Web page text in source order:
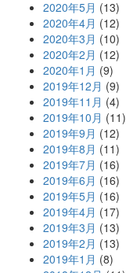
2020年5月 (13)
2020年4月 (12)
2020年3月 (10)
2020年2月 (12)
2020年1月 (9)
2019年12月 (9)
2019年11月 (4)
2019年10月 (11)
2019年9月 (12)
2019年8月 (11)
2019年7月 (16)
2019年6月 (16)
2019年5月 (16)
2019年4月 (17)
2019年3月 (13)
2019年2月 (13)
2019年1月 (8)